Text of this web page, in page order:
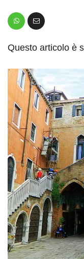
Questo articolo è